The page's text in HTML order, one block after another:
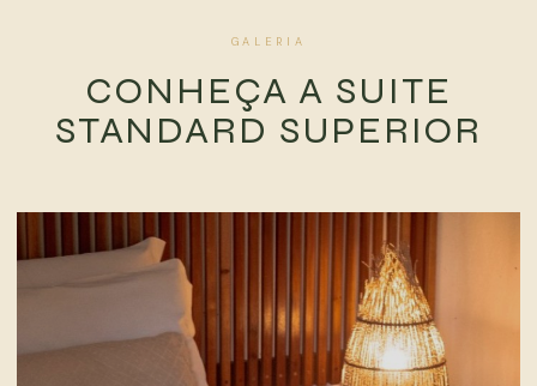
GALERIA
CONHEÇA A SUITE
STANDARD SUPERIOR